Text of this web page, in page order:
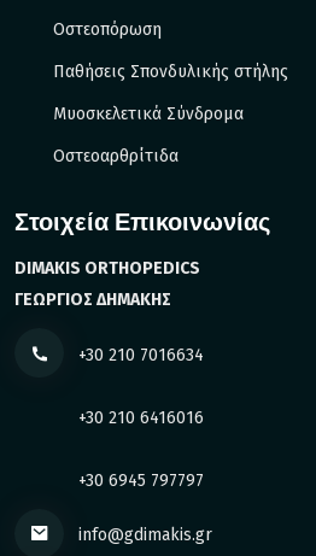
Οστεοπόρωση
Παθήσεις Σπονδυλικής στήλης
Μυοσκελετικά Σύνδρομα
Οστεοαρθρίτιδα
Στοιχεία Επικοινωνίας
DIMAKIS ORTHOPEDICS
ΓΕΩΡΓΙΟΣ ΔΗΜΑΚΗΣ
+30 210 7016634
+30 210 6416016
+30 6945 797797
info@gdimakis.gr